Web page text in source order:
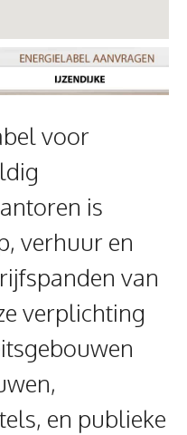
voor
is
verhuur en
van
verplichting
en publieke